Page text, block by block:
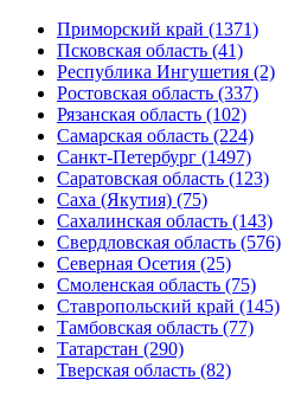
Приморский край (1371)
Псковская область (41)
Республика Ингушетия (2)
Ростовская область (337)
Рязанская область (102)
Самарская область (224)
Санкт-Петербург (1497)
Саратовская область (123)
Саха (Якутия) (75)
Сахалинская область (143)
Свердловская область (576)
Северная Осетия (25)
Смоленская область (75)
Ставропольский край (145)
Тамбовская область (77)
Татарстан (290)
Тверская область (82)